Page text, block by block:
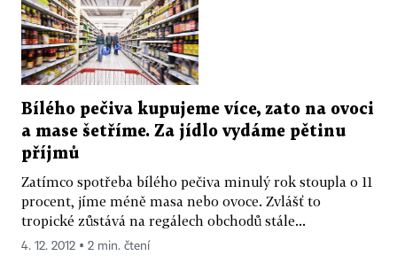
Bílého pečiva kupujeme více, zato na ovoci
a mase šetříme. Za jídlo vydáme pětinu
příjmů
Zatímco spotřeba bílého pečiva minulý rok stoupla o 11
procent, jíme méně masa nebo ovoce. Zvlášť to
tropické zůstává na regálech obchodů stále...
4. 12. 2012 ▪ 2 min. čtení